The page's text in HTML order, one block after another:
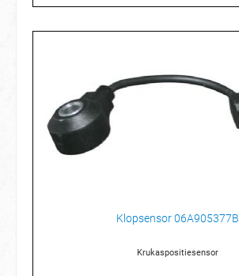
Klopsensor 06A905377B
Krukaspositiesensor